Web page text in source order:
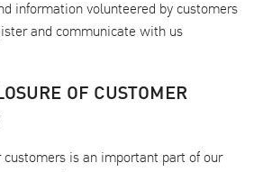
information volunteered by customers
and communicate with us
OF CUSTOMER
is an important part of our